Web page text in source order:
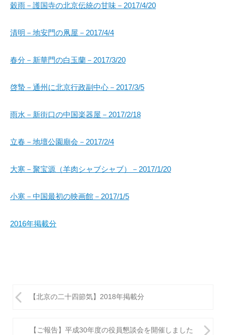
穀雨－護国寺の北京伝統の甘味－2017/4/20
清明－地安門の凧屋－2017/4/4
春分－新華門の白玉蘭－2017/3/20
啓蟄－通州に北京行政副中心－2017/3/5
雨水－新街口の中国楽器屋－2017/2/18
立春－地壇公園廟会－2017/2/4
大寒－聚宝源（羊肉シャブシャブ）－2017/1/20
小寒－中国最初の映画館－2017/1/5
2016年掲載分
投
【北京の二十四節気】2018年掲載分
【ご報告】平成30年度の役員懇談会を開催しました